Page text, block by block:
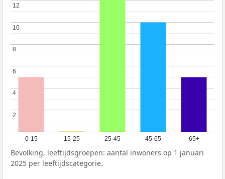
0-15 15-25 25-45 45-65 65+
2
2
4
4
6
6
8
8
10
10
12
12
Bevolking, leeftijdsgroepen: aantal inwoners op 1 januari
2025 per leeftijdscategorie.